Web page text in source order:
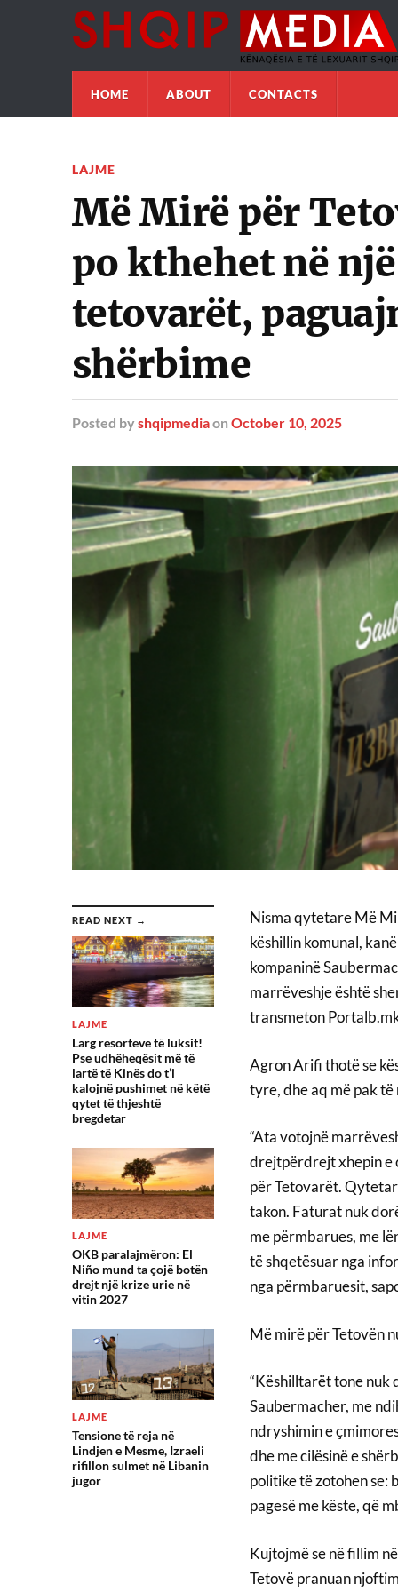
HOME ABOUT CONTACTS
LAJME
Më Mirë për
po kthehet në
tetovarët,
shërbime
Posted by shqipmediaon October 10, 2025
READ NEXT →
LAJME
Larg resorteve të luksit!
Pse udhëheqësit më të
lartë të Kinës do t’i
kalojnë pushimet në këtë
qytet të thjeshtë
bregdetar
LAJME
OKB paralajmëron: El
Niño mund ta çojë botën
drejt një krize urie në
vitin 2027
LAJME
Tensione të reja në
Lindjen e Mesme, Izraeli
rifillon sulmet në Libanin
jugor
Nisma qytetare Më
këshillin komunal,
kompaninë
marrëveshje është
transmeton
Agron Arifi thotë se
tyre, dhe aq më pak
“Ata votojnë
drejtpërdrejt xhepin e
për Tetovarët.
takon. Faturat nuk
me përmbarues, me
të shqetësuar nga
nga përmbaruesit,
Më mirë për Tetovën
“Këshilltarët tone nuk
Saubermacher, me
ndryshimin e
dhe me cilësinë e
politike të zotohen se:
pagesë me këste, që
Kujtojmë se në fillim
Tetovë pranuan